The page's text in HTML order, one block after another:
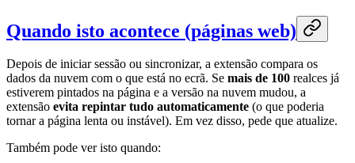
Quando isto acontece (páginas web)
Depois de iniciar sessão ou sincronizar, a extensão compara os
dados da nuvem com o que está no ecrã. Se mais de 100 realces já
estiverem pintados na página e a versão na nuvem mudou, a
extensão evita repintar tudo automaticamente (o que poderia
tornar a página lenta ou instável). Em vez disso, pede que atualize.
Também pode ver isto quando: